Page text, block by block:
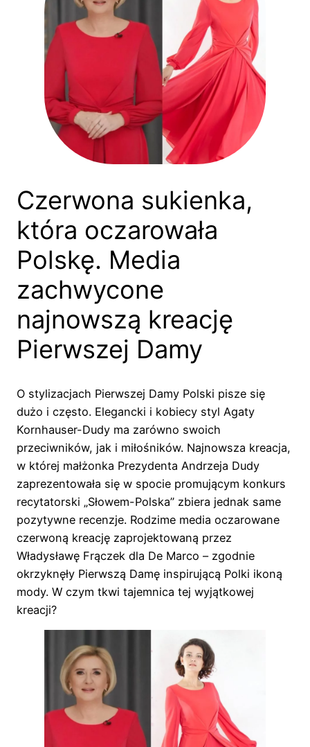
Czerwona sukienka,
która oczarowała
Polskę. Media
zachwycone
najnowszą kreację
Pierwszej Damy
O stylizacjach Pierwszej Damy Polski pisze się
dużo i często. Elegancki i kobiecy styl Agaty
Kornhauser-Dudy ma zarówno swoich
przeciwników, jak i miłośników. Najnowsza kreacja,
w której małżonka Prezydenta Andrzeja Dudy
zaprezentowała się w spocie promującym konkurs
recytatorski „Słowem-Polska” zbiera jednak same
pozytywne recenzje. Rodzime media oczarowane
czerwoną kreację zaprojektowaną przez
Władysławę Frączek dla De Marco – zgodnie
okrzyknęły Pierwszą Damę inspirującą Polki ikoną
mody. W czym tkwi tajemnica tej wyjątkowej
kreacji?